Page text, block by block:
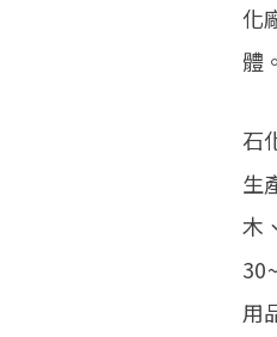
化
體。
石
生
木
用